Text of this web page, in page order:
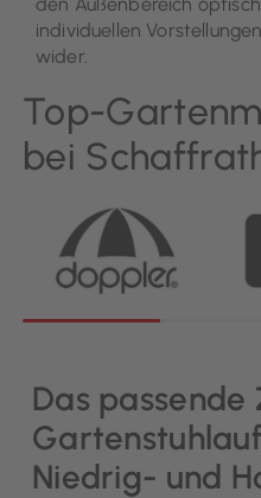
individuellen
wider.
Top-
bei
Das passende
Niedrig- und